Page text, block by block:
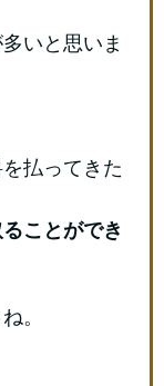
いと思いま
払ってきた
ことができ
。